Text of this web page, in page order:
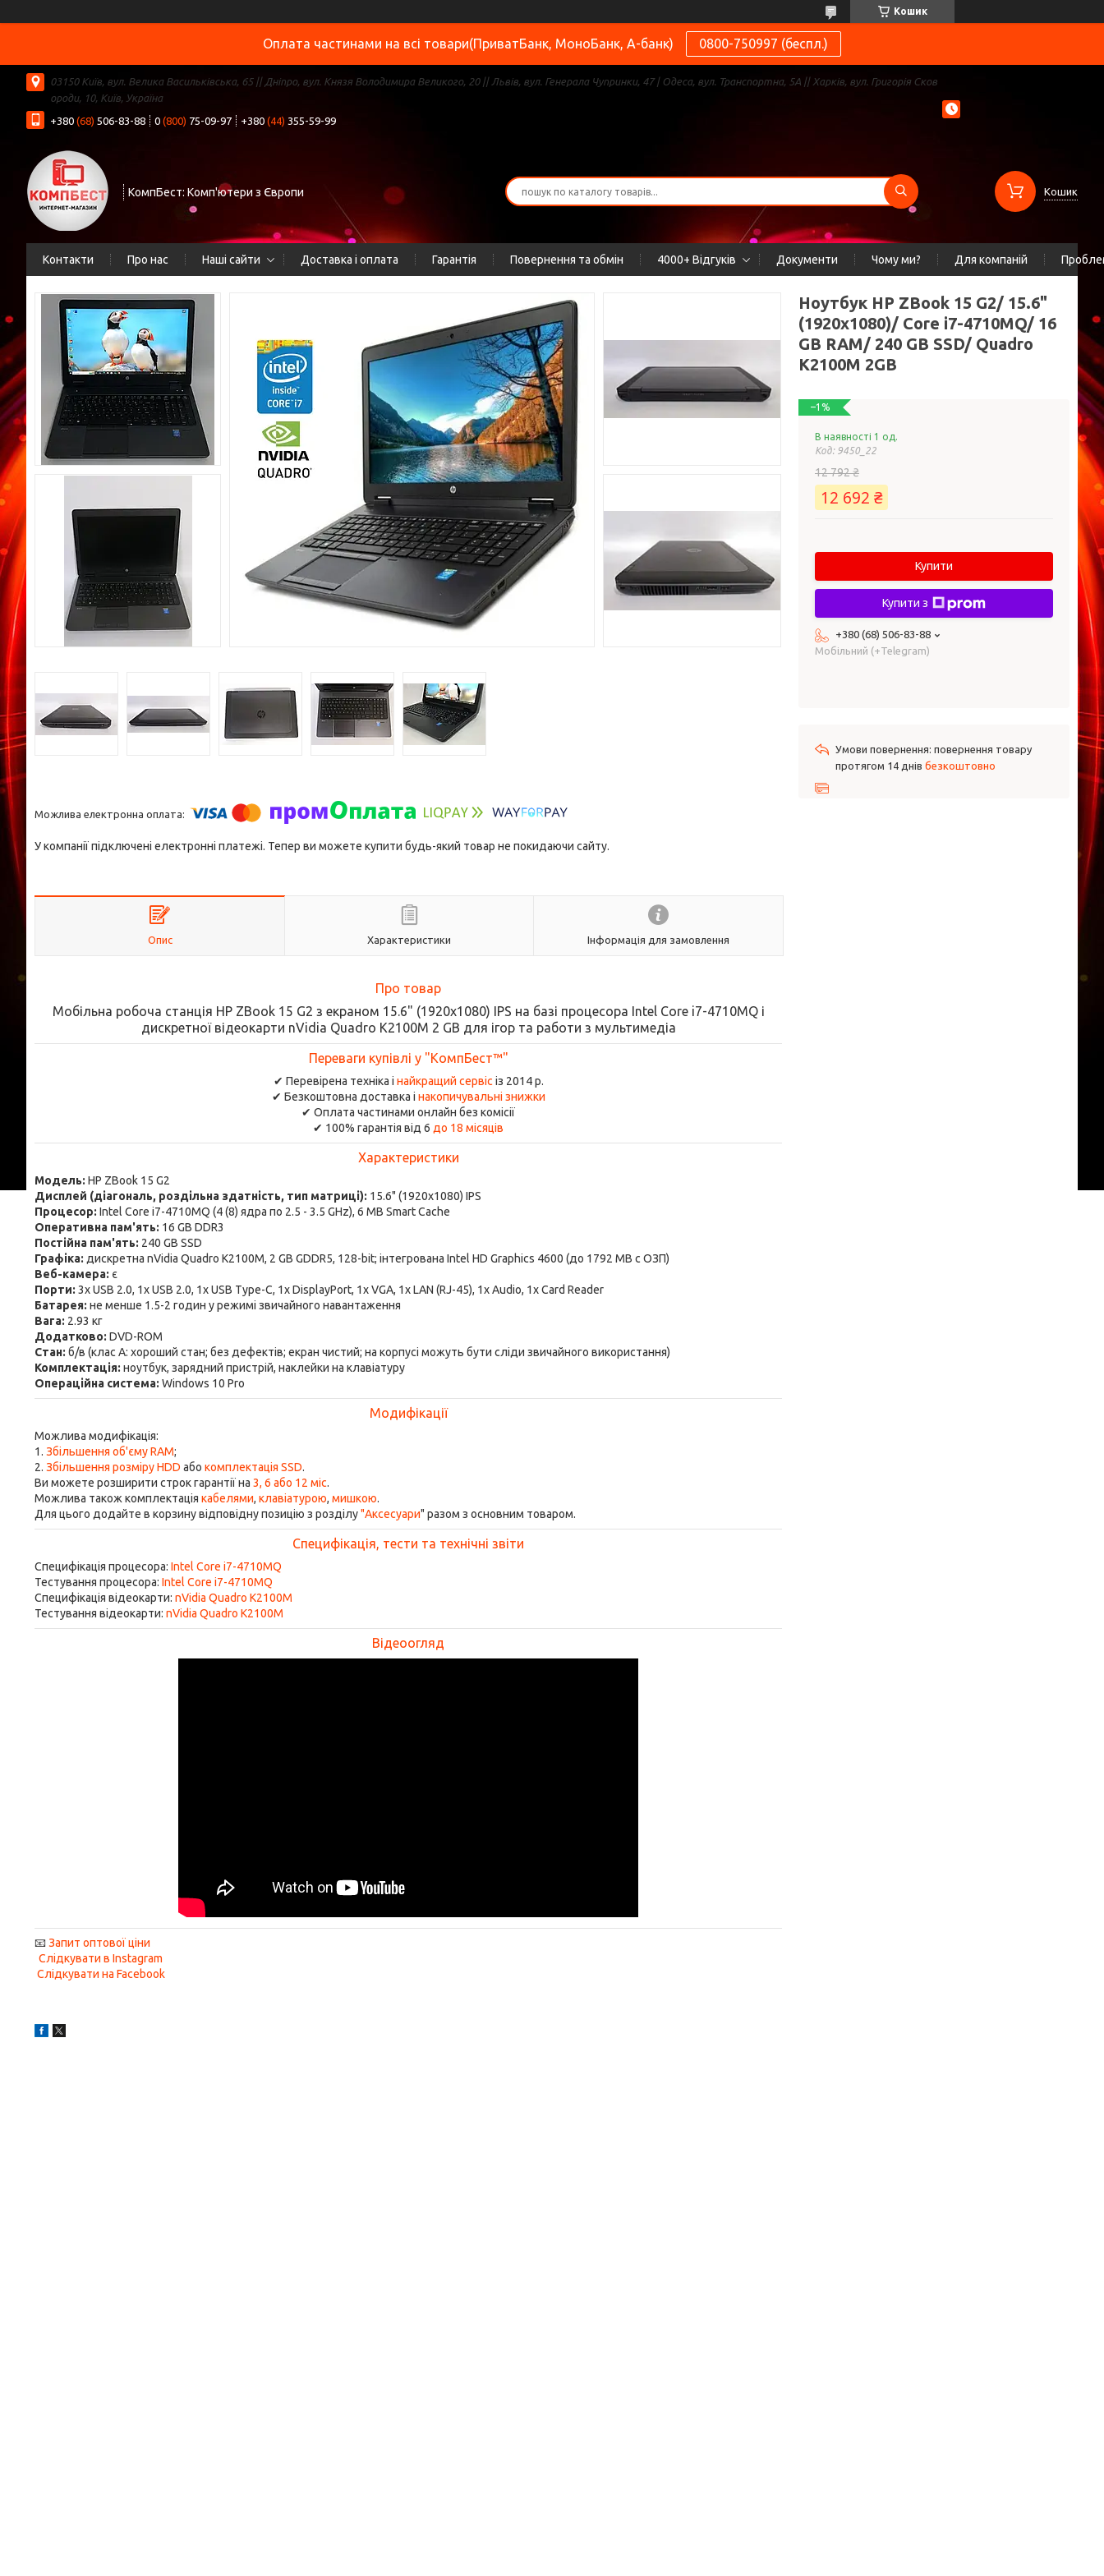
Кошик
Оплата частинами на всі товари(ПриватБанк, МоноБанк, А-банк) 0800-750997 (беспл.)
03150 Київ, вул. Велика Васильківська, 65 || Дніпро, вул. Князя Володимира Великого, 20 || Львів, вул. Генерала Чупринки, 47 | Одеса, вул. Транспортна, 5А || Харків, вул. Григорія Сков
ороди, 10, Київ, Україна
+380 (68) 506-83-88 0 (800) 75-09-97 +380 (44) 355-59-99
КомпБест: Комп'ютери з Європи Кошик
Контакти Про нас Наші сайти Доставка і оплата Гарантія Повернення та обмін 4000+ Відгуків Документи Чому ми? Для компаній
У компанії підключені електронні платежі. Тепер ви можете купити будь-який товар не покидаючи сайту.
Опис Характеристики Інформація для замовлення
Про товар
Мобільна робоча станція HP ZBook 15 G2 з екраном 15.6" (1920x1080) IPS на базі процесора Intel Core i7-4710MQ і
дискретної відеокарти nVidia Quadro K2100M 2 GB для ігор та работи з мультимедіа
Переваги купівлі у "КомпБест™"
✔ Перевірена техніка і найкращий сервіс із 2014 р.
✔ Безкоштовна доставка і накопичувальні знижки
✔ Оплата частинами онлайн без комісії
✔ 100% гарантія від 6 до 18 місяців
Характеристики
Модель: HP ZBook 15 G2
Дисплей (діагональ, роздільна здатність, тип матриці): 15.6" (1920x1080) IPS
Процесор: Intel Core i7-4710MQ (4 (8) ядра по 2.5 - 3.5 GHz), 6 MB Smart Cache
Оперативна пам'ять: 16 GB DDR3
Постійна пам'ять: 240 GB SSD
Графіка: дискретна nVidia Quadro K2100M, 2 GB GDDR5, 128-bit; інтегрована Intel HD Graphics 4600 (до 1792 MB с ОЗП)
Веб-камера: є
Порти: 3x USB 2.0, 1x USB 2.0, 1x USB Type-C, 1x DisplayPort, 1x VGA, 1x LAN (RJ-45), 1x Audio, 1x Card Reader
Батарея: не менше 1.5-2 годин у режимі звичайного навантаження
Вага: 2.93 кг
Додатково: DVD-ROM
Стан: б/в (клас А: хороший стан; без дефектів; екран чистий; на корпусі можуть бути сліди звичайного використання)
Комплектація: ноутбук, зарядний пристрій, наклейки на клавіатуру
Операційна система: Windows 10 Pro
Модифікації
Можлива модифікація:
1. Збільшення об'єму RAM;
2. Збільшення розміру HDD або комплектація SSD.
Ви можете розширити строк гарантії на 3, 6 або 12 міс.
Можлива також комплектація кабелями, клавіатурою, мишкою.
Для цього додайте в корзину відповідну позицію з розділу"Аксесуари" разом з основним товаром.
Специфікація, тести та технічні звіти
Специфікація процесора: Intel Core i7-4710MQ
Тестування процесора: Intel Core i7-4710MQ
Специфікація відеокарти: nVidia Quadro K2100M
Тестування відеокарти: nVidia Quadro K2100M
Відеоогляд
📧Запит оптової ціни
Слідкувати в Instagram
Слідкувати на Facebook
Ноутбук HP ZBook 15 G2/ 15.6"
(1920x1080)/ Core i7-4710MQ/ 16
GB RAM/ 240 GB SSD/ Quadro
K2100M 2GB
–1%
В наявності 1 од.
Код: 9450_22
12 792 ₴
12 692 ₴
Купити
Купити з
+380 (68) 506-83-88
Мобільний (+Telegram)
повернення товару
протягом 14 днів безкоштовно